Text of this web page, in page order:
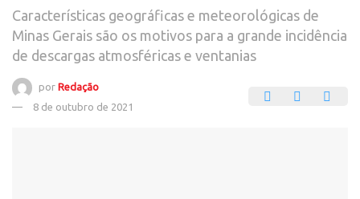
Características geográficas e meteorológicas de
Minas Gerais são os motivos para a grande incidência
de descargas atmosféricas e ventanias
por Redação
8 de outubro de 2021